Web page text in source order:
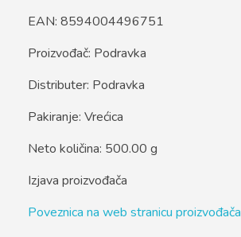
EAN: 8594004496751
Proizvođač: Podravka
Distributer: Podravka
Pakiranje: Vrećica
Neto količina: 500.00 g
Izjava proizvođača
Poveznica na web stranicu proizvođača